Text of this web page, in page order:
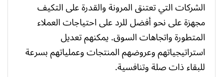
الشركات التي تعتنق المرونة والقدرة على التكيف
مجهزة على نحو أفضل للرد على احتياجات العملاء
المتطورة واتجاهات السوق. يمكنهم تعديل
استراتيجياتهم وعروضهم المنتجات وعملياتهم بسرعة
للبقاء ذات صلة وتنافسية.